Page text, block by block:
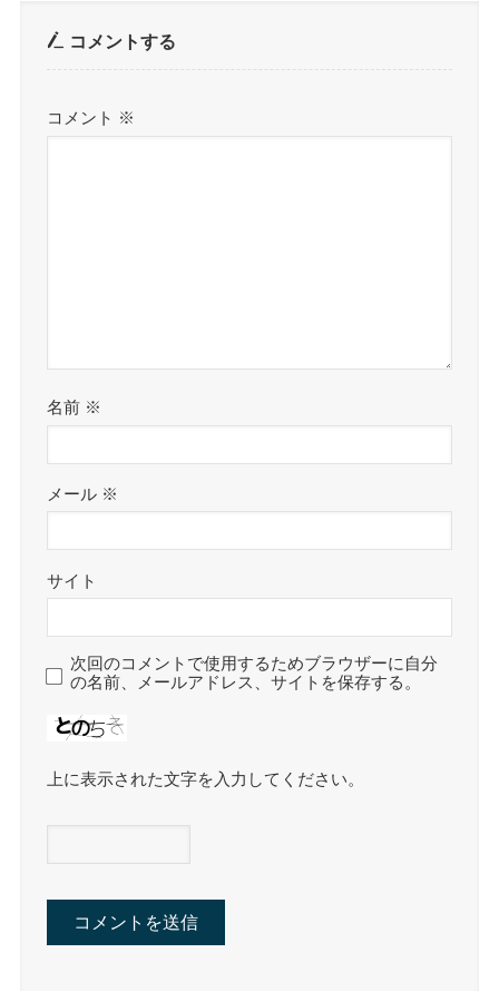
コメントする
コメント ※
名前 ※
メール ※
サイト
次回のコメントで使用するためブラウザーに自分
の名前、メールアドレス、サイトを保存する。
上に表示された文字を入力してください。